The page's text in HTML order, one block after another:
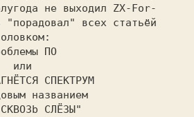
не выходил ZX-For-
всех статьёй
ПО
или
СПЕКТРУМ
названием
СЛЁЗЫ"